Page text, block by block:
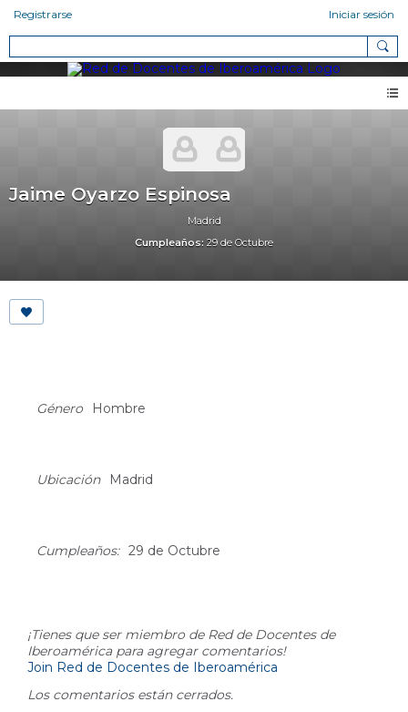
Registrarse Iniciar sesión
Jaime Oyarzo Espinosa
Madrid
Cumpleaños: 29 de Octubre
Género
Hombre
Ubicación Madrid
Cumpleaños: 29 de Octubre
¡Tienes que ser miembro de Red de Docentes de
Iberoamérica para agregar comentarios!
Join Red de Docentes de Iberoamérica
Los comentarios están cerrados.